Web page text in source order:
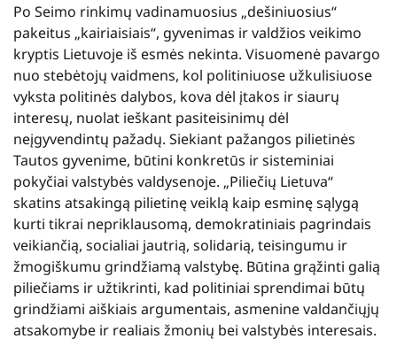
Po Seimo rinkimų vadinamuosius „dešiniuosius“
pakeitus „kairiaisiais“, gyvenimas ir valdžios veikimo
kryptis Lietuvoje iš esmės nekinta. Visuomenė pavargo
nuo stebėtojų vaidmens, kol politiniuose užkulisiuose
vyksta politinės dalybos, kova dėl įtakos ir siaurų
interesų, nuolat ieškant pasiteisinimų dėl
neįgyvendintų pažadų. Siekiant pažangos pilietinės
Tautos gyvenime, būtini konkretūs ir sisteminiai
pokyčiai valstybės valdysenoje. „Piliečių Lietuva“
skatins atsakingą pilietinę veiklą kaip esminę sąlygą
kurti tikrai nepriklausomą, demokratiniais pagrindais
veikiančią, socialiai jautrią, solidarią, teisingumu ir
žmogiškumu grindžiamą valstybę. Būtina grąžinti galią
piliečiams ir užtikrinti, kad politiniai sprendimai būtų
grindžiami aiškiais argumentais, asmenine valdančiųjų
atsakomybe ir realiais žmonių bei valstybės interesais.